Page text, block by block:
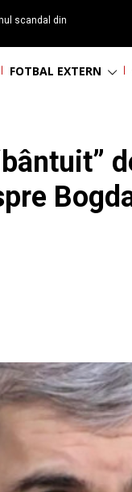
scandal din
FOTBAL EXTERN